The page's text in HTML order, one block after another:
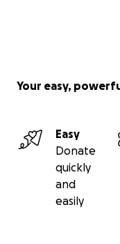
Your easy,
Easy
Donate
quickly
and
easily